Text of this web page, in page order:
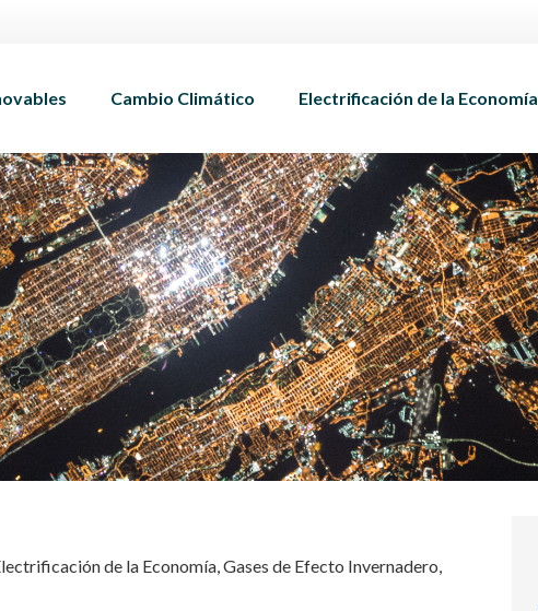
Cambio Climático Electrificación de la Economía
de la Economía,Gases de Efecto Invernadero,